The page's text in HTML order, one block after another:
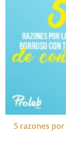
5 razones